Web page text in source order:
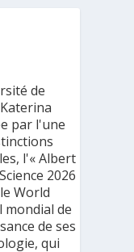
de
par l'une
l'« Albert
2026
World
mondial de
de ses
qui